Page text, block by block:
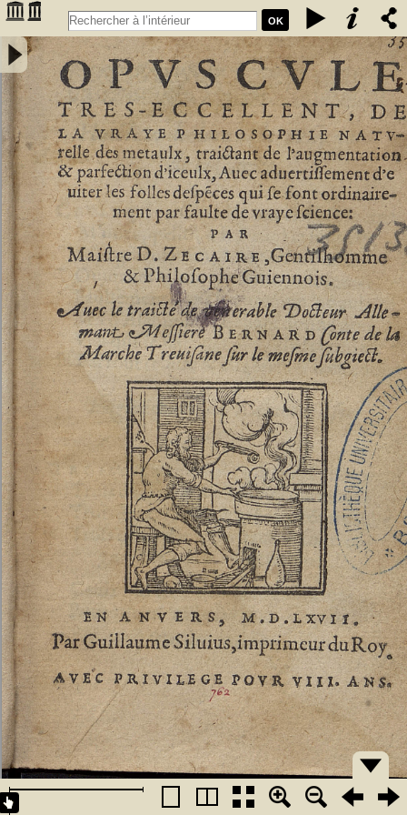
OK
Opuscule tres-eccellent, de la vraye philosophie naturelle des
metaulx, traictant de l'augmentation & parfection d'iceulx, avec
advertissement d'eviter les folles despences qui se font
ordinairement par faulte de vraye science : par Maistre D. Zecaire,
gentilhomme & philosophe guiennois. Avec le traicté de venerable
docteur allemant messiere Bernard Conte de la Marche Trevisane
sur le mesme subgiect - Zacaire, Denis (1510?-156.?)